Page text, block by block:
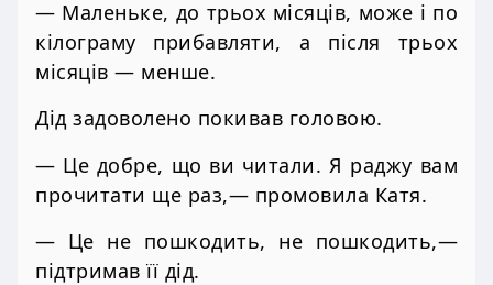
— Маленьке, до трьох місяців, може і по
кілограму прибавляти, а після трьох
місяців — менше.
Дід задоволено покивав головою.
— Це добре, що ви читали. Я раджу вам
прочитати ще раз,— промовила Катя.
— Це не пошкодить, не пошкодить,—
підтримав її дід.